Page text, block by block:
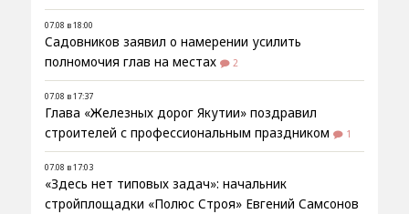
07.08 в 18:00
Садовников заявил о намерении усилить
полномочия глав на местах
2
07.08 в 17:37
Глава «Железных дорог Якутии» поздравил
строителей с профессиональным праздником
1
07.08 в 17:03
«Здесь нет типовых задач»: начальник
стройплощадки «Полюс Строя» Евгений Самсонов